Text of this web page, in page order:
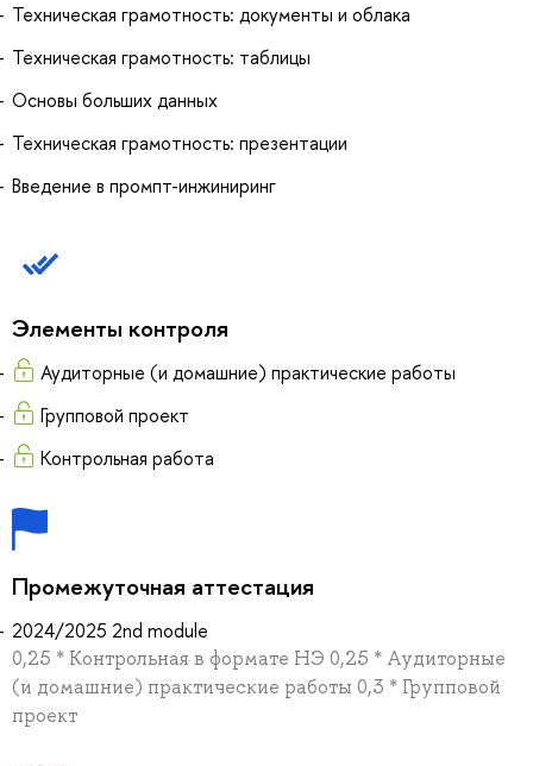
Техническая грамотность: документы и облака
Техническая грамотность: таблицы
Основы больших данных
Техническая грамотность: презентации
Введение в промпт-инжиниринг
Элементы контроля
Аудиторные (и домашние) практические работы
Групповой проект
Контрольная работа
Промежуточная аттестация
2024/2025 2nd module
0,25 * Контрольная в формате НЭ 0,25 * Аудиторные
(и домашние) практические работы 0,3 * Групповой
проект